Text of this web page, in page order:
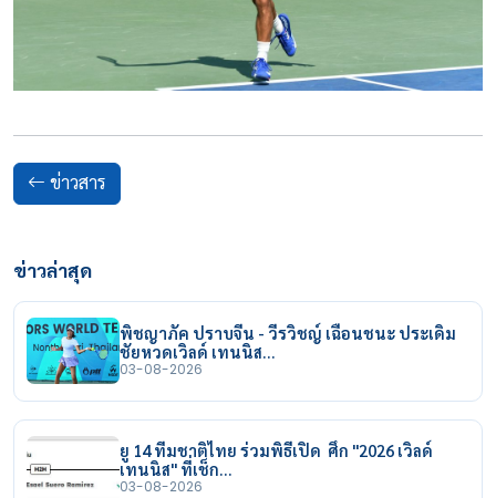
ข่าวสาร
ข่าวล่าสุด
พิชญาภัค ปราบจีน - วีรวิชญ์ เฉือนชนะ ประเดิม
ชัยหวดเวิลด์ เทนนิส…
03-08-2026
ยู 14 ทีมชาติไทย ร่วมพิธีเปิด ศึก "2026 เวิลด์
เทนนิส" ที่เช็ก…
03-08-2026